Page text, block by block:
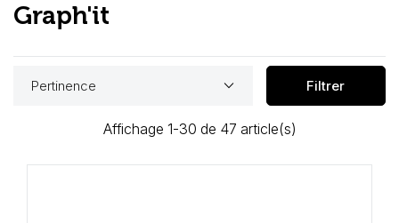
Graph'it
Pertinence keyboard_arrow_down Filtrer
Affichage 1-30 de 47 article(s)